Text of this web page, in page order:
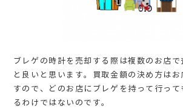
ブレゲの時計を売却する際は複数のお店で
と良いと思います。買取金額の決め方はお
すので、どのお店にブレゲを持って行っ
るわけではないのです。